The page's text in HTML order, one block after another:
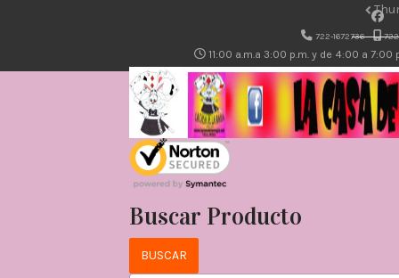
722-1672736
11:00 a.m.a 3:00 p.m. y de 4:00 a 7:00
Buscar Producto